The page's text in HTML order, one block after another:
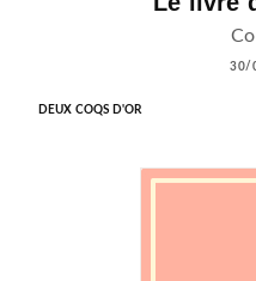
30/
DEUX COQS D'OR